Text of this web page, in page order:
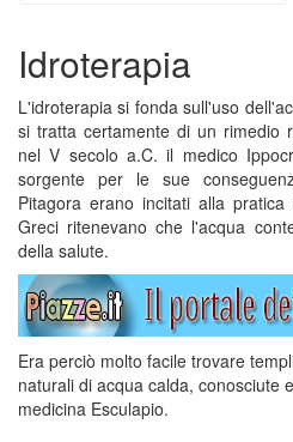
Idroterapia
L'idroterapia si fonda sull'uso
si tratta certamente di un rimedio
nel V secolo a.C. il medico
sorgente per le sue
Pitagora erano incitati alla
Greci ritenevano che l'acqua
della salute.
Era perciò molto facile trovare
naturali di acqua calda, conosciute
medicina Esculapio.